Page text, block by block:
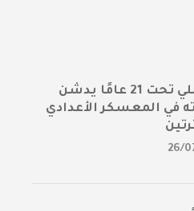
الفيصلي تحت 21 عامًا يدشن
في المعسكر الأعدادي
26/